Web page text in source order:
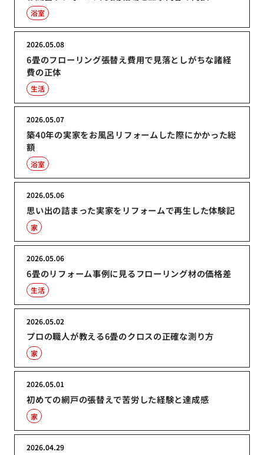
浴室
6畳のフローリング張替え費用で見落としがちな諸経
費の正体
2026.05.08
生活
築40年の実家をお風呂リフォームした際にかかった総
額
2026.05.07
浴室
思い出の詰まった実家をリフォームで再生した体験記
2026.05.06
家
6畳のリフォーム事例に見るフローリング材の価格差
2026.05.06
生活
プロの職人が教える6畳のクロスの正確な測り方
2026.05.02
家
初めての網戸の張替えで苦労した経験と達成感
2026.05.01
家
2026.04.29